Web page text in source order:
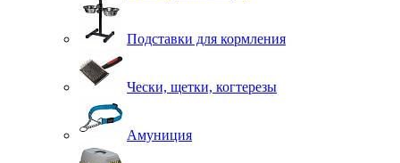
Подставки для кормления
Чески, щетки, когтерезы
Амуниция